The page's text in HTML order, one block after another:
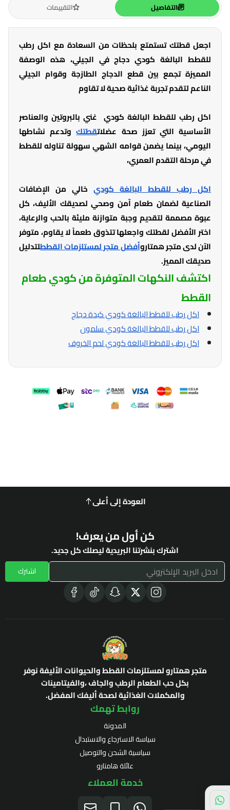
التفاصيل التقييمات
اجعل قطتك تستمتع بلحظات من السعادة مع اكل رطب
للقطط البالغة كودي دجاج في الجيلي، هذه الوصفة
المميزة تجمع بين قطع الدجاج الطازجة وقوام الجيلي
الناعم لتقدم تجربة غذائية صحية لا تقاوم
اكل رطب للقطط البالغة كودي غني بالبروتين والعناصر
الأساسية التي تعزز صحة عضلاتقطتكوتدعم نشاطها
اليومي، بينما يضمن قوامه الشهي سهولة تناوله للقطط
في مرحلة التقدم العمري،
اكل رطب للقطط البالغة كودي خالي من الإضافات
الصناعية لضمان طعام آمن وصحي لصديقك الأليف، كل
عبوة مصممة لتقديم وجبة متوازنة مليئة بالحب والرعاية،
اختر الأفضل لقطتك واجعلها تتذوق طعماً لا يقاوم، متوفر
الآن لدى متجر همتاروأفضل متجر لمستلزمات القططلتدليل
صديقك المميز.
اكتشف النكهات المتوفرة من كودي طعام
القطط
اكل رطب للقطط البالغة كودي كبدة دجاج
اكل رطب للقطط البالغة كودي سلمون
اكل رطب للقطط البالغة كودي لحم الخروف
العودة إلى أعلى
كن أول من يعرف!
اشترك بنشرتنا البريدية ليصلك كل جديد.
اشترك
متجر همتارو لمستلزمات القطط والحيوانات الأليفة نوفر
بكل حب الطعام الرطب والجاف ،والفيتامينات
والمكملات الغذائية لصحة أليفك المفضل.
روابط تهمك
المدونة
سياسة الاسترجاع والاستبدال
سياسية الشحن والتوصيل
عائلة هامتارو
خدمة العملاء